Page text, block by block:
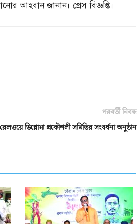
আহবান জানান। প্রেস বিজ্ঞপ্তি।
পরবর্তী নিবন্ধ
রেলওয়ে ডিপ্লোমা প্রকৌশলী সমিতির সংবর্ধনা অনুষ্ঠান